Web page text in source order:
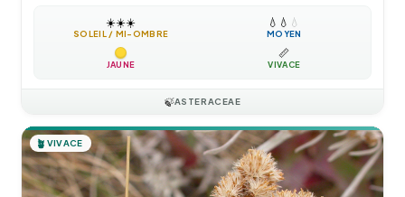
☀️☀️☀️
SOLEIL / MI-OMBRE
💧 💧 💧
MOYEN
JAUNE
📏
VIVACE
🍃ASTERACEAE
🪴 VIVACE